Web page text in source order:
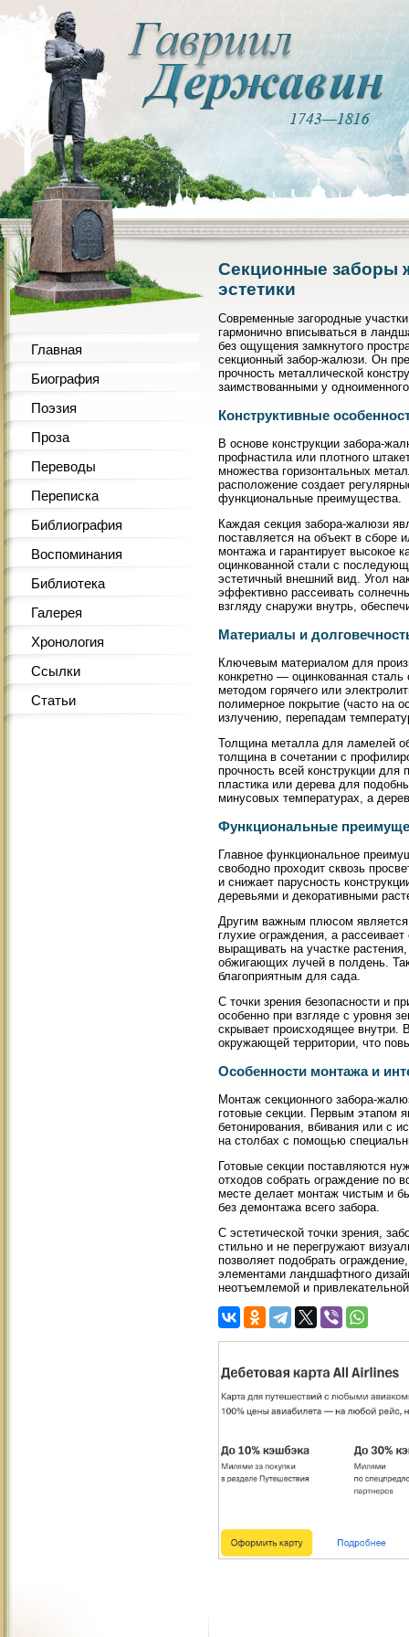
Главная
Биография
Поэзия
Проза
Переводы
Переписка
Библиография
Воспоминания
Библиотека
Галерея
Хронология
Ссылки
Статьи
Секционные заборы
эстетики
Современные загородные
гармонично вписываться в
без ощущения замкнутого
секционный забор-жалюзи. Он
прочность металлической
заимствованными у
Конструктивные
В основе конструкции забора-
профнастила или плотного
множества горизонтальных
расположение создает
функциональные преимущества.
Каждая секция забора-жалюзи
поставляется на объект в сборе
монтажа и гарантирует высокое
оцинкованной стали с
эстетичный внешний вид. Угол
эффективно рассеивать
взгляду снаружи внутрь,
Материалы и
Ключевым материалом для
конкретно — оцинкованная
методом горячего или
полимерное покрытие (часто на
излучению, перепадам
Толщина металла для ламелей
толщина в сочетании с
прочность всей конструкции для
пластика или дерева для
минусовых температурах, а
Функциональные
Главное функциональное
свободно проходит сквозь
и снижает парусность
деревьями и декоративными
Другим важным плюсом
глухие ограждения, а
выращивать на участке
обжигающих лучей в полдень.
благоприятным для сада.
С точки зрения безопасности и
особенно при взгляде с уровня
скрывает происходящее внутри.
окружающей территории, что
Особенности монтажа и
Монтаж секционного забора-
готовые секции. Первым этапом
бетонирования, вбивания или с
на столбах с помощью
Готовые секции поставляются
отходов собрать ограждение по
месте делает монтаж чистым и
без демонтажа всего забора.
С эстетической точки зрения,
стильно и не перегружают
позволяет подобрать
элементами ландшафтного
неотъемлемой и